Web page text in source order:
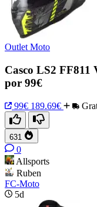
Outlet Moto
Casco LS2
por 99€
99€ 189.69€
631
0
Allsports
Ruben
FC-Moto
5d